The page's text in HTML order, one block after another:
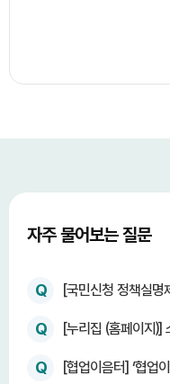
자주 물어보는 질문
Q
[국민신청 정책실명
Q [누리집 (홈페이지)]
Q [협업이음터] ‘협업